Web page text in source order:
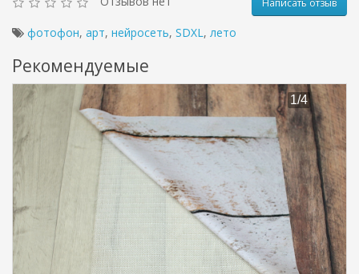
Написать отзыв
фотофон, арт, нейросеть, SDXL, лето
Рекомендуемые